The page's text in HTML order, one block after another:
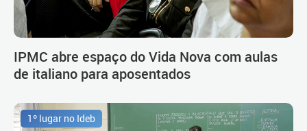
IPMC abre espaço do Vida Nova com aulas
de italiano para aposentados
1º lugar no Ideb